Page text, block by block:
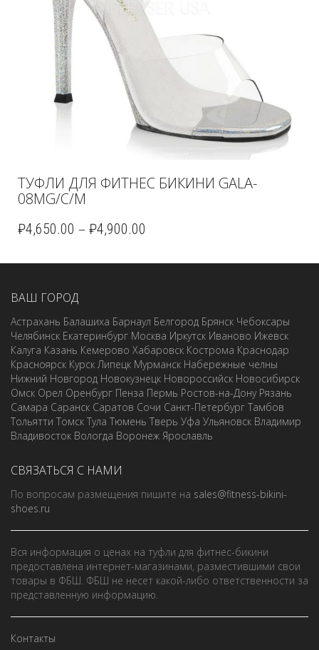
ТУФЛИ ДЛЯ ФИТНЕС БИКИНИ GALA-
08MG/C/M
₽4,650.00 – ₽4,900.00
ВАШ ГОРОД
Астрахань Балашиха Барнаул Белгород Брянск Чебоксары
Челябинск Екатеринбург Москва Иркутск Иваново Ижевск
Калуга Казань Кемерово Хабаровск Кострома Краснодар
Красноярск Курск Липецк Мурманск Набережные челны
Нижний Новгород Новокузнецк Новороссийск Новосибирск
Омск Орел Оренбург Пенза Пермь Ростов-на-Дону Рязань
Самара Саранск Саратов Сочи Санкт-Петербург Тамбов
Тольятти Томск Тула Тюмень Тверь Уфа Ульяновск Владимир
Владивосток Вологда Воронеж Ярославль
СВЯЗАТЬСЯ С НАМИ
По вопросам размещения пишите на sales@fitness-bikini-
shoes.ru
Вся информация о ценах на туфли для фитнес-бикини
предоставлена интернет-магазинами, разместившими свои
товары в ФБШ. ФБШ не несет какой-либо ответственности за
представленную информацию.
Контакты